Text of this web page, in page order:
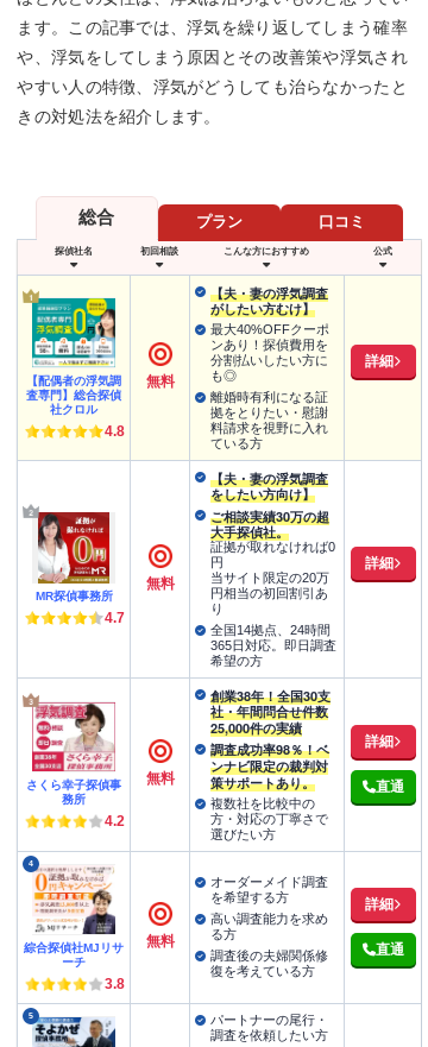
ます。この記事では、浮気を繰り返してしまう確率
や、浮気をしてしまう原因とその改善策や浮気され
やすい人の特徴、浮気がどうしても治らなかったと
きの対処法を紹介します。
総合 プラン 口コミ
探偵社名 初回相談 こんな方におすすめ 公式
【配偶者の浮気調
査専門】総合探偵
社クロル
4.8
無料
【夫・妻の浮気調査
がしたい方むけ】
最大40%OFFクーポ
ンあり！探偵費用を
分割払いしたい方に
も◎
離婚時有利になる証
拠をとりたい・慰謝
料請求を視野に入れ
ている方
詳細
MR探偵事務所
4.7
無料
【夫・妻の浮気調査
をしたい方向け】
ご相談実績30万の超
大手探偵社。
証拠が取れなければ0
円
当サイト限定の20万
円相当の初回割引あ
り
全国14拠点、24時間
365日対応。即日調査
希望の方
詳細
さくら幸子探偵事
務所
4.2
無料
創業38年！全国30支
社・年間問合せ件数
25,000件の実績
調査成功率98％！ベ
ンナビ限定の裁判対
策サポートあり。
複数社を比較中の
方・対応の丁寧さで
選びたい方
詳細
直通
4
綜合探偵社MJリサ
ーチ
3.8
無料
オーダーメイド調査
を希望する方
高い調査能力を求め
る方
調査後の夫婦関係修
復を考えている方
詳細
直通
5
パートナーの尾行・
調査を依頼したい方